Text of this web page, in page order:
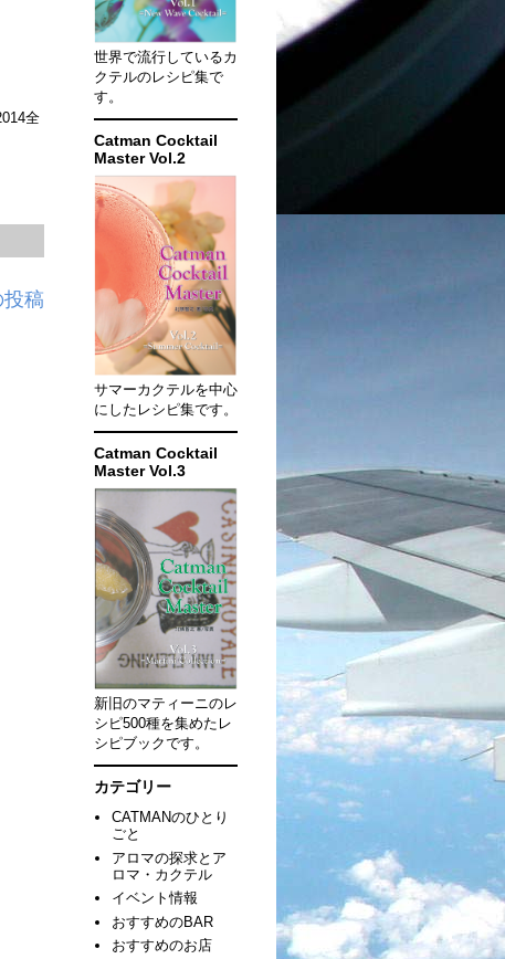
全
稿
世界で流行しているカ
クテルのレシピ集で
す。
Catman Cocktail
Master Vol.2
サマーカクテルを中心
にしたレシピ集です。
Catman Cocktail
Master Vol.3
新旧のマティーニのレ
シピ500種を集めたレ
シピブックです。
カテゴリー
CATMANのひとり
ごと
アロマの探求とア
ロマ・カクテル
イベント情報
おすすめのBAR
おすすめのお店